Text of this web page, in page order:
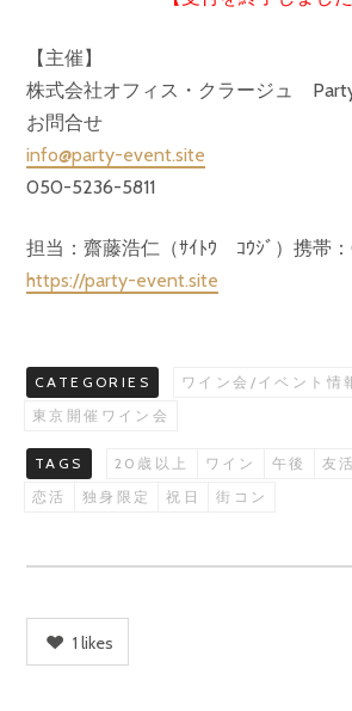
【主催】
株式会社オフィス・クラージュ
お問合せ
info@party-event.site
050-5236-5811
担当：齋藤浩仁（ｻｲﾄｳ ｺｳｼﾞ）携帯
https://party-event.site
CATEGORIES
ワイン会/イベント情
東京開催ワイン会
TAGS 20歳以上 ワイン 午後 友活
恋活
独身限定 祝日 街コン
1 likes